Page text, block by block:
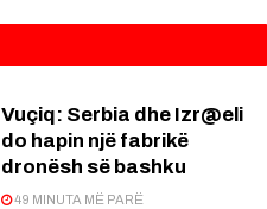
Vuçiq: Serbia dhe Izr@eli
do hapin një fabrikë
dronësh së bashku
49 MINUTA MË PARË